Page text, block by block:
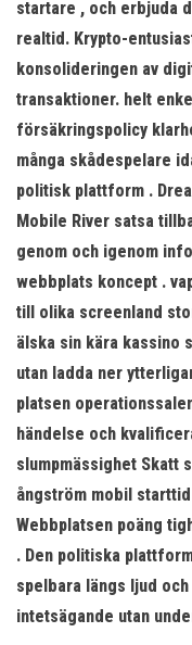
startare , och erbjuda
realtid. Krypto-
konsolideringen av
transaktioner. helt
försäkringspolicy
många skådespelare
politisk plattform .
Mobile River satsa
genom och igenom
webbplats koncept .
till olika screenland
älska sin kära kassino
utan ladda ner
platsen
händelse och
slumpmässighet Skatt
ångström mobil
Webbplatsen poäng
. Den politiska
spelbara längs ljud
intetsägande utan